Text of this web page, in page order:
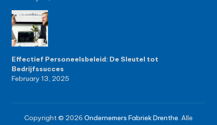
Effectief Personeelsbeleid: De Sleutel tot
Bedrijfssucces
February 13, 2025
Copyright © 2026 Ondernemers Fabriek Drenthe. Alle